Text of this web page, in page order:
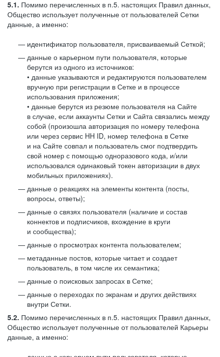
5.1. Помимо перечисленных в п.5. настоящих Правил данных,
Общество использует полученные от пользователей Сетки
данные, а именно:
идентификатор пользователя, присваиваемый Сеткой;
данные о карьерном пути пользователя, которые
берутся из одного из источников:
• данные указываются и редактируются пользователем
вручную при регистрации в Сетке и в процессе
использования приложения;
• данные берутся из резюме пользователя на Сайте
в случае, если аккаунты Сетки и Сайта связались между
собой (произошла авторизация по номеру телефона
или через сервис HH ID, номер телефона в Сетке
и на Сайте совпал и пользователь смог подтвердить
свой номер с помощью одноразового кода, и/или
использовался одинаковый токен авторизации в двух
мобильных приложениях).
данные о реакциях на элементы контента (посты,
вопросы, ответы);
данные о связях пользователя (наличие и состав
коннектов и подписчиков, вхождение в круги
и сообщества);
данные о просмотрах контента пользователем;
метаданные постов, которые читает и создает
пользователь, в том числе их семантика;
данные о поисковых запросах в Сетке;
данные о переходах по экранам и других действиях
внутри Сетки.
5.2. Помимо перечисленных в п.5. настоящих Правил данных,
Общество использует полученные от пользователей Карьеры
данные, а именно: